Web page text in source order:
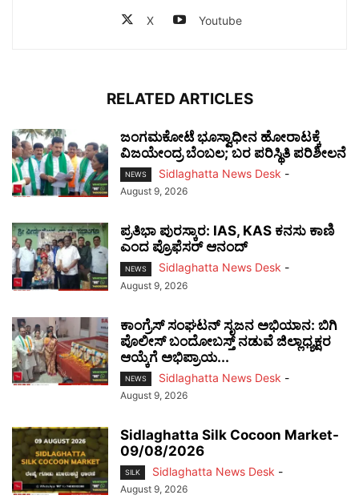
X Youtube
RELATED ARTICLES
ಜಂಗಮಕೋಟೆ ಭೂಸ್ವಾಧೀನ ಹೋರಾಟಕ್ಕೆ
ವಿಜಯೇಂದ್ರ ಬೆಂಬಲ; ಬರ ಪರಿಸ್ಥಿತಿ ಪರಿಶೀಲನೆ
NEWS Sidlaghatta News Desk -
August 9, 2026
ಪ್ರತಿಭಾ ಪುರಸ್ಕಾರ: IAS, KAS ಕನಸು ಕಾಣಿ
ಎಂದ ಪ್ರೊಫೆಸರ್ ಆನಂದ್
NEWS Sidlaghatta News Desk -
August 9, 2026
ಕಾಂಗ್ರೆಸ್ ಸಂಘಟನ್ ಸೃಜನ ಅಭಿಯಾನ: ಬಿಗಿ
ಪೊಲೀಸ್ ಬಂದೋಬಸ್ತ್ ನಡುವೆ ಜಿಲ್ಲಾಧ್ಯಕ್ಷರ
ಆಯ್ಕೆಗೆ ಅಭಿಪ್ರಾಯ...
NEWS Sidlaghatta News Desk -
August 9, 2026
Sidlaghatta Silk Cocoon Market-
09/08/2026
SILK Sidlaghatta News Desk -
August 9, 2026